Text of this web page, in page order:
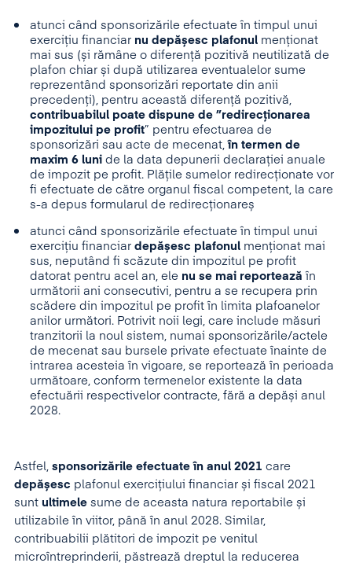
atunci când sponsorizările efectuate în timpul unui
exercițiu financiar nu depășesc plafonul menționat
mai sus (și rămâne o diferență pozitivă neutilizată de
plafon chiar și după utilizarea eventualelor sume
reprezentând sponsorizări reportate din anii
precedenți), pentru această diferență pozitivă,
contribuabilul poate dispune de ”redirecționarea
impozitului pe profit” pentru efectuarea de
sponsorizări sau acte de mecenat, în termen de
maxim 6 luni de la data depunerii declarației anuale
de impozit pe profit. Plățile sumelor redirecționate vor
fi efectuate de către organul fiscal competent, la care
s-a depus formularul de redirecționareș
atunci când sponsorizările efectuate în timpul unui
exercițiu financiar depășesc plafonul menționat mai
sus, neputând fi scăzute din impozitul pe profit
datorat pentru acel an, ele nu se mai reportează în
următorii ani consecutivi, pentru a se recupera prin
scădere din impozitul pe profit în limita plafoanelor
anilor următori. Potrivit noii legi, care include măsuri
tranzitorii la noul sistem, numai sponsorizările/actele
de mecenat sau bursele private efectuate înainte de
intrarea acesteia în vigoare, se reportează în perioada
următoare, conform termenelor existente la data
efectuării respectivelor contracte, fără a depăși anul
2028.
Astfel, sponsorizările efectuate în anul 2021 care
depășesc plafonul exerciţiului financiar și fiscal 2021
sunt ultimele sume de aceasta natura reportabile și
utilizabile în viitor, până în anul 2028. Similar,
contribuabilii plătitori de impozit pe venitul
microîntreprinderii, păstrează dreptul la reducerea